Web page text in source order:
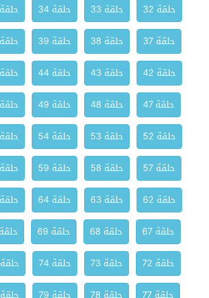
حلقة 32
حلقة 33 حلقة 34 حلقة 35
حلقة 37
حلقة 38 حلقة 39 حلقة
حلقة 42
حلقة 43 حلقة 44 حلقة 45
حلقة 47
حلقة 48 حلقة 49 حلقة 50
حلقة 52
حلقة 53 حلقة 54 حلقة 55
حلقة 57
حلقة 58 حلقة 59 حلقة
حلقة 62
حلقة 63 حلقة 64 حلقة 65
حلقة 67
حلقة 68 حلقة 69 حلقة
حلقة 72
حلقة 73 حلقة 74 حلقة 75